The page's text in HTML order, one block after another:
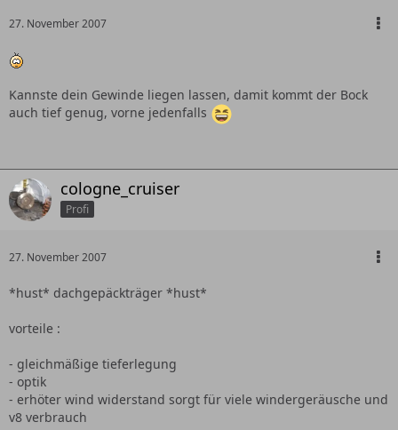
27. November 2007
Kannste dein Gewinde liegen lassen, damit kommt der Bock
auch tief genug, vorne jedenfalls
cologne_cruiser
Profi
27. November 2007
*hust* dachgepäckträger *hust*
vorteile :
- gleichmäßige tieferlegung
- optik
- erhöter wind widerstand sorgt für viele windergeräusche und
v8 verbrauch